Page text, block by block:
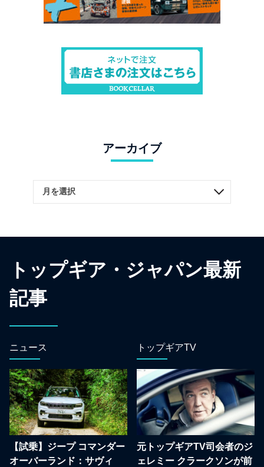
アーカイブ
トップギア・ジャパン最新
記事
ニュース
【試乗】ジープ コマンダー
オーバーランド：サヴィ
トップギアTV
元トップギアTV司会者のジ
ェレミー クラークソンが前